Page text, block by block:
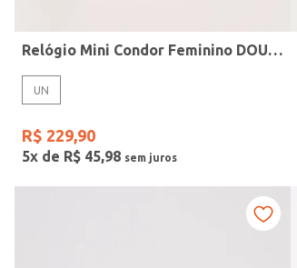
Relógio Mini Condor Feminino DOURADO
UN
R$ 229,90
5x de R$ 45,98